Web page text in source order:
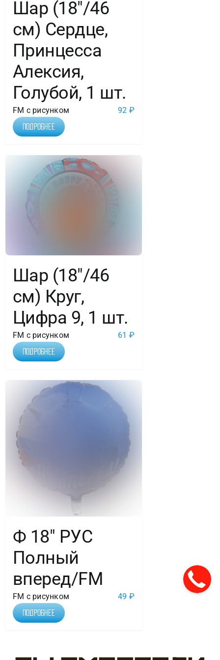
Шар (18″/46
см) Сердце,
Принцесса
Алексия,
Голубой, 1 шт.
FM с рисунком 92 ₽
Подробнее
Шар (18″/46
см) Круг,
Цифра 9, 1 шт.
FM с рисунком 61 ₽
Подробнее
Ф 18″ РУС
Полный
вперед/FM
FM с рисунком 49 ₽
Подробнее